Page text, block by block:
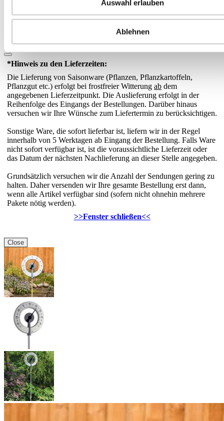
Auswahl erlauben
Ablehnen
Regenmesser & Thermometer
<< Regenmesser & Thermometer4 von 9>>
*Hinweis zu den Lieferzeiten:
Die Lieferung von Saisonware (Pflanzen, Pflanzkartoffeln,
Pflanzgut etc.) erfolgt bei frostfreier Witterung ab dem
angegebenen Lieferzeitpunkt. Die Auslieferung erfolgt in der
Reihenfolge des Eingangs der Bestellungen. Darüber hinaus
versuchen wir Ihre Wünsche zum Liefertermin zu berücksichtigen.
Sonstige Ware, die sofort lieferbar ist, liefern wir in der Regel
innerhalb von 5 Werktagen ab Eingang der Bestellung. Falls Ware
nicht sofort verfügbar ist, ist die voraussichtliche Lieferzeit oder
das Datum der nächsten Nachlieferung an dieser Stelle angegeben.
Grundsätzlich versuchen wir die Anzahl der Sendungen gering zu
halten. Daher versenden wir Ihre gesamte Bestellung erst dann,
wenn alle Artikel verfügbar sind (sofern nicht ohnehin mehrere
Pakete nötig werden).
>>Fenster schließen<<
Close